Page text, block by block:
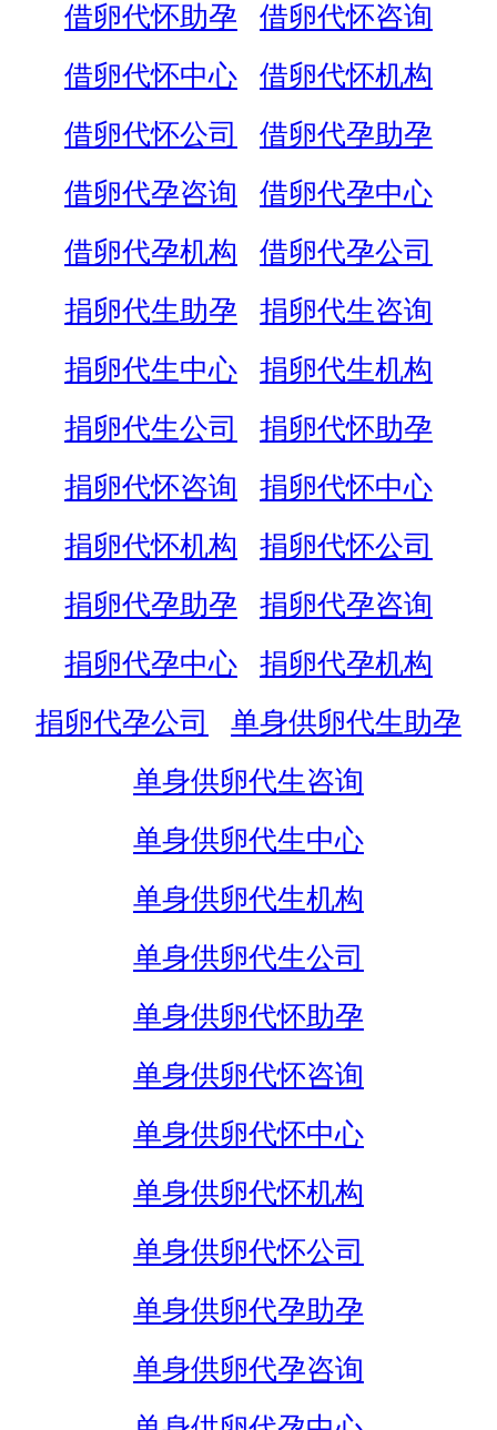
借卵代怀助孕
借卵代怀咨询
借卵代怀中心
借卵代怀机构
借卵代怀公司
借卵代孕助孕
借卵代孕咨询
借卵代孕中心
借卵代孕机构
借卵代孕公司
捐卵代生助孕
捐卵代生咨询
捐卵代生中心
捐卵代生机构
捐卵代生公司
捐卵代怀助孕
捐卵代怀咨询
捐卵代怀中心
捐卵代怀机构
捐卵代怀公司
捐卵代孕助孕
捐卵代孕咨询
捐卵代孕中心
捐卵代孕机构
捐卵代孕公司
单身供卵代生助孕
单身供卵代生咨询
单身供卵代生中心
单身供卵代生机构
单身供卵代生公司
单身供卵代怀助孕
单身供卵代怀咨询
单身供卵代怀中心
单身供卵代怀机构
单身供卵代怀公司
单身供卵代孕助孕
单身供卵代孕咨询